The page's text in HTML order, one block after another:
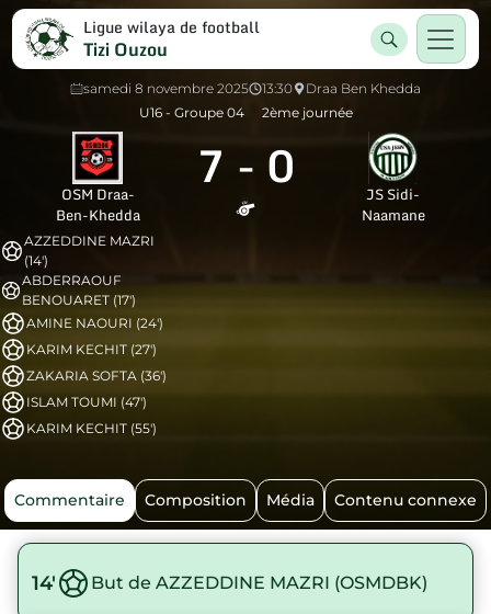
Ligue wilaya de football
Tizi Ouzou
samedi 8 novembre 2025 13:30
Draa Ben Khedda
U16 - Groupe 04
2ème journée
OSM Draa-
Ben-Khedda
7 - 0
JS Sidi-
Naamane
AZZEDDINE MAZRI
(14')
ABDERRAOUF
BENOUARET (17')
AMINE NAOURI (24')
KARIM KECHIT (27')
ZAKARIA SOFTA (36')
ISLAM TOUMI (47')
KARIM KECHIT (55')
Commentaire Composition Média Contenu connexe
14' But de AZZEDDINE MAZRI (OSMDBK)